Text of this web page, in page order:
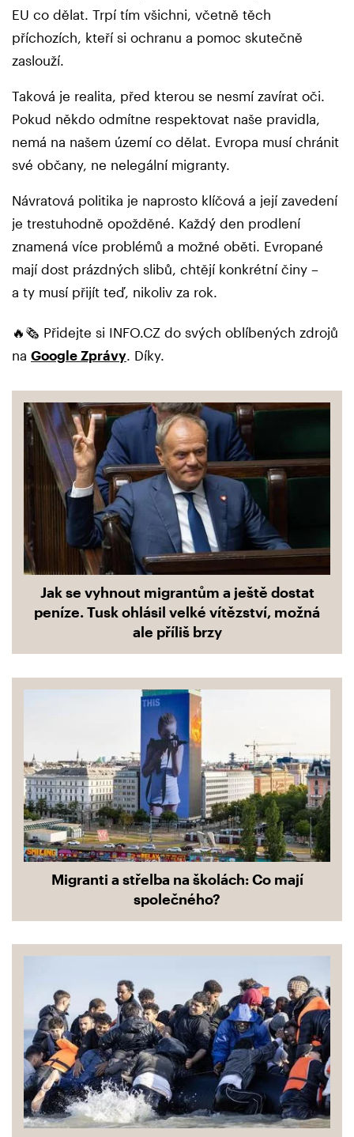
EU co dělat. Trpí tím všichni, včetně těch
příchozích, kteří si ochranu a pomoc skutečně
zaslouží.
Taková je realita, před kterou se nesmí zavírat oči.
Pokud někdo odmítne respektovat naše pravidla,
nemá na našem území co dělat. Evropa musí chránit
své občany, ne nelegální migranty.
Návratová politika je naprosto klíčová a její zavedení
je trestuhodně opožděné. Každý den prodlení
znamená více problémů a možné oběti. Evropané
mají dost prázdných slibů, chtějí konkrétní činy –
a ty musí přijít teď, nikoliv za rok.
🔥🗞️ Přidejte si INFO.CZ do svých oblíbených zdrojů
na Google Zprávy. Díky.
Jak se vyhnout migrantům a ještě dostat
peníze. Tusk ohlásil velké vítězství, možná
ale příliš brzy
Migranti a střelba na školách: Co mají
společného?